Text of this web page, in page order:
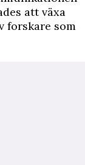
att växa
forskare som